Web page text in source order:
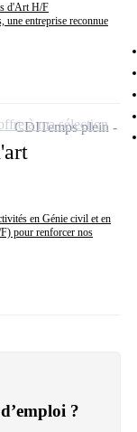
d'Art H/F
entreprise reconnue
en Génie civil et en
pour renforcer nos
CDITemps plein
à ma sélection
?